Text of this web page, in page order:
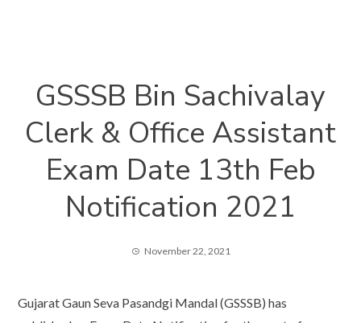
GSSSB Bin Sachivalay
Clerk & Office Assistant
Exam Date 13th Feb
Notification 2021
November 22, 2021
Gujarat Gaun Seva Pasandgi Mandal (GSSSB) has